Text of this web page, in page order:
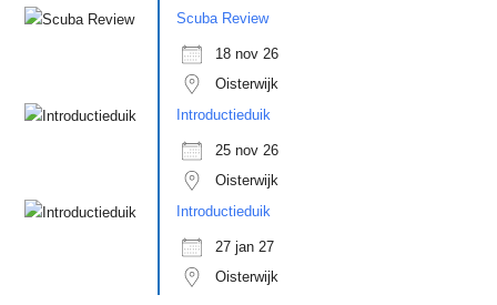
Scuba Review
18 nov 26
Oisterwijk
Introductieduik
25 nov 26
Oisterwijk
Introductieduik
27 jan 27
Oisterwijk